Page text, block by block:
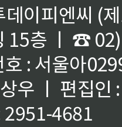
이피엔씨 (
15층 ㅣ ☎
: 서울아
우 ㅣ 편집인
2951-4681